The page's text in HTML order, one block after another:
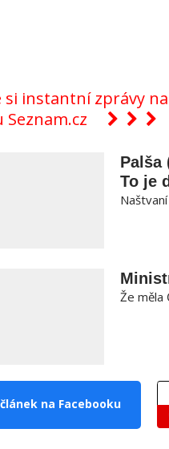
si instantní zprávy
Palša
To je
Že měla
na Facebooku